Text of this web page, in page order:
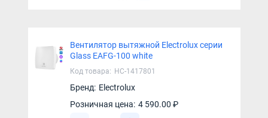
Вентилятор вытяжной Electrolux серии
Glass EAFG-100 white
Код товара: НС-1417801
Бренд: Electrolux
Розничная цена: 4 590.00 ₽